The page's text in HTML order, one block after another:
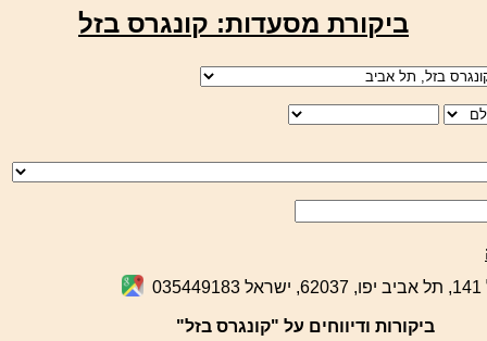
ביקורת מסעדות: קונגרס בזל
ביקורות ודיווחים על "קונגרס בזל"